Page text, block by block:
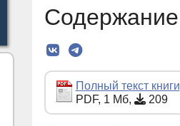
Содержание
Полный текст книги
PDF, 1 Мб,
209